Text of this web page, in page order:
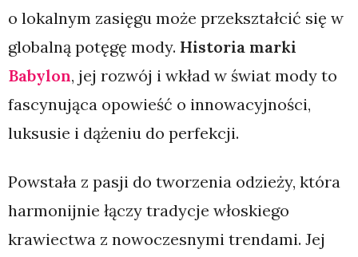
o lokalnym zasięgu może przekształcić się w
globalną potęgę mody. Historia marki
Babylon, jej rozwój i wkład w świat mody to
fascynująca opowieść o innowacyjności,
luksusie i dążeniu do perfekcji.
Powstała z pasji do tworzenia odzieży, która
harmonijnie łączy tradycje włoskiego
krawiectwa z nowoczesnymi trendami. Jej